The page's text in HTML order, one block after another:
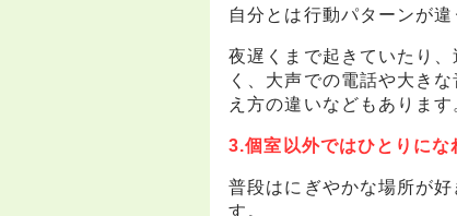
自分とは行動パターンが
夜遅くまで起きていたり
く、大声での電話や大き
え方の違いなどもあります
3.個室以外ではひとりにな
普段はにぎやかな場所が
す。